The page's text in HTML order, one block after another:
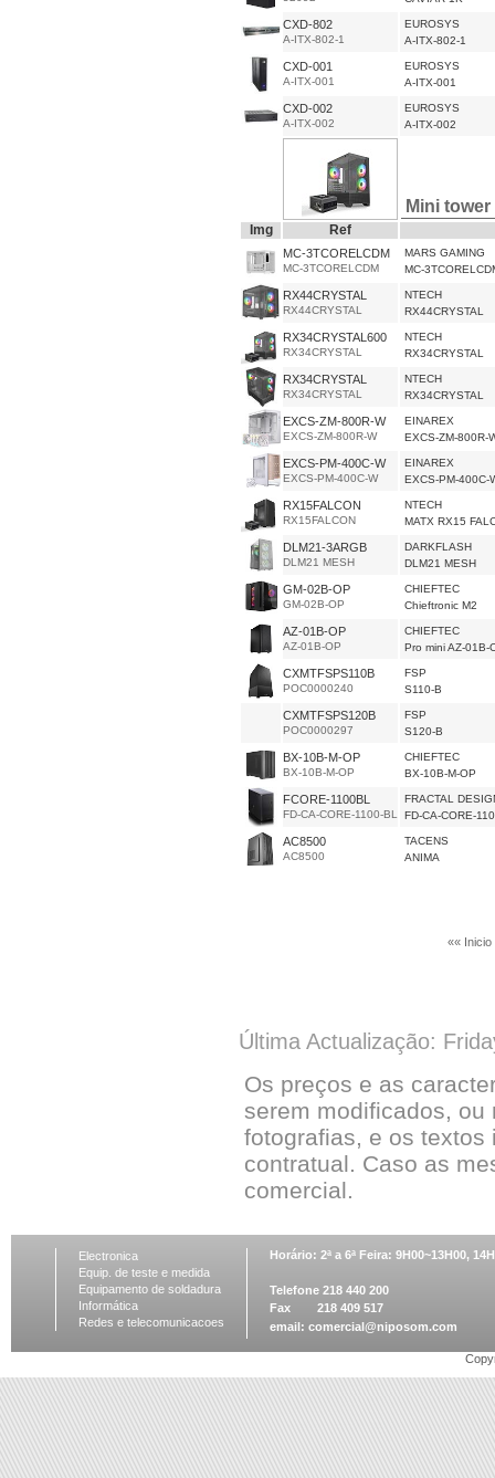
CXD-802
A-ITX-802-1
EUROSYS
A-ITX-802-1
CXD-001
A-ITX-001
EUROSYS
A-ITX-001
CXD-002
A-ITX-002
EUROSYS
A-ITX-002
Mini
Img Ref
MC-3TCORELCDM
MC-3TCORELCDM
MARS GAMING
MC-
RX44CRYSTAL
RX44CRYSTAL
NTECH
RX44CRYSTAL
RX34CRYSTAL600
RX34CRYSTAL
NTECH
RX34CRYSTAL
RX34CRYSTAL
RX34CRYSTAL
NTECH
RX34CRYSTAL
EXCS-ZM-800R-W
EXCS-ZM-800R-W
EINAREX
EXCS-ZM-800R-
EXCS-PM-400C-W
EXCS-PM-400C-W
EINAREX
EXCS-PM-400C-
RX15FALCON
RX15FALCON
NTECH
MATX RX15
DLM21-3ARGB
DLM21 MESH
DARKFLASH
DLM21 MESH
GM-02B-OP
GM-02B-OP
CHIEFTEC
Chieftronic M2
AZ-01B-OP
AZ-01B-OP
CHIEFTEC
Pro mini AZ-01B-
CXMTFSPS110B
POC0000240
FSP
S110-B
CXMTFSPS120B
POC0000297
FSP
S120-B
BX-10B-M-OP
BX-10B-M-OP
CHIEFTEC
BX-10B-M-OP
FCORE-1100BL
FD-CA-CORE-1100-BL
FRACTAL
FD-CA-CORE-
AC8500
AC8500
TACENS
ANIMA
«« Inicio
Última Actualização:
Os preços e as
serem modificados, ou
fotografias, e os
contratual. Caso as
comercial.
Electronica
Equip. de teste e medida
Equipamento de soldadura
Informática
Redes e telecomunicacoes
Horário: 2ª a 6ª Feira: 9H00~13H00,
Telefone 218 440 200
Fax 218 409 517
email: comercial@niposom.com